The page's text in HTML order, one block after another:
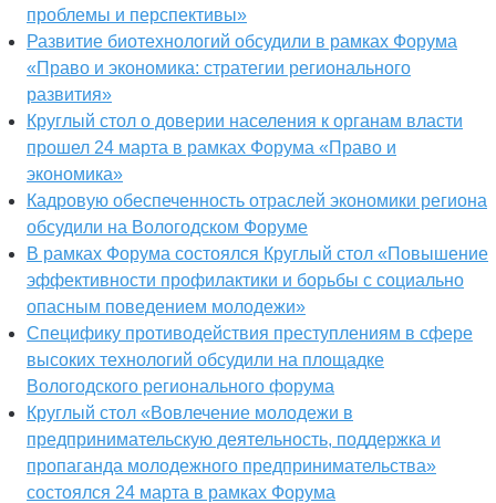
проблемы и перспективы»
Развитие биотехнологий обсудили в рамках Форума
«Право и экономика: стратегии регионального
развития»
Круглый стол о доверии населения к органам власти
прошел 24 марта в рамках Форума «Право и
экономика»
Кадровую обеспеченность отраслей экономики региона
обсудили на Вологодском Форуме
В рамках Форума состоялся Круглый стол «Повышение
эффективности профилактики и борьбы с социально
опасным поведением молодежи»
Специфику противодействия преступлениям в сфере
высоких технологий обсудили на площадке
Вологодского регионального форума
Круглый стол «Вовлечение молодежи в
предпринимательскую деятельность, поддержка и
пропаганда молодежного предпринимательства»
состоялся 24 марта в рамках Форума